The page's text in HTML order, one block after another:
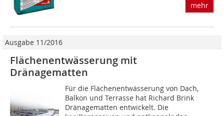
mehr
Ausgabe 11/2016
Flächenentwässerung mit
Dränagematten
Für die Flächenentwässerung von Dach,
Balkon und Terrasse hat Richard Brink
Dränagematten entwickelt. Die